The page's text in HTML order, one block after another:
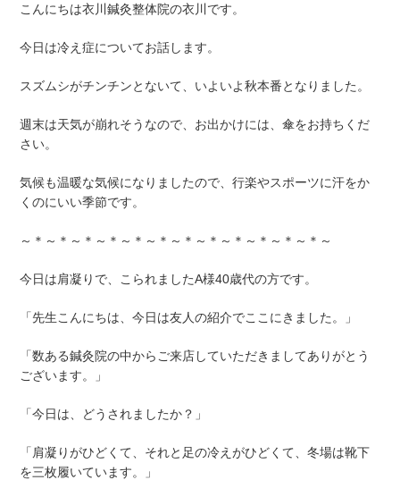
こんにちは衣川鍼灸整体院の衣川です。
今日は冷え症についてお話します。
スズムシがチンチンとないて、いよいよ秋本番となりました。
週末は天気が崩れそうなので、お出かけには、傘をお持ちくだ
さい。
気候も温暖な気候になりましたので、行楽やスポーツに汗をか
くのにいい季節です。
～＊～＊～＊～＊～＊～＊～＊～＊～＊～＊～＊～＊～
今日は肩凝りで、こられましたA様40歳代の方です。
「先生こんにちは、今日は友人の紹介でここにきました。」
「数ある鍼灸院の中からご来店していただきましてありがとう
ございます。」
「今日は、どうされましたか？」
「肩凝りがひどくて、それと足の冷えがひどくて、冬場は靴下
を三枚履いています。」